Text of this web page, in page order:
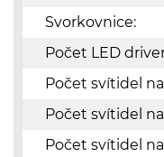
Svorkovnice:
Počet LED
Počet svítidel
Počet svítidel
Počet svítidel